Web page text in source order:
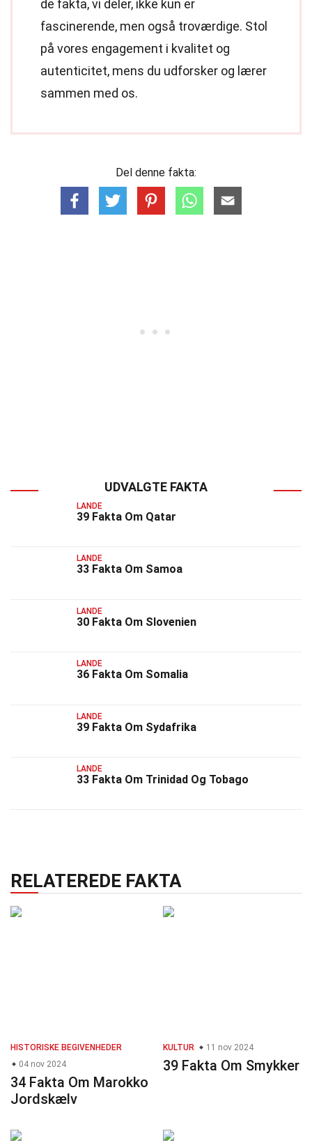
de fakta, vi deler, ikke kun er
fascinerende, men også troværdige. Stol
på vores engagement i kvalitet og
autenticitet, mens du udforsker og lærer
sammen med os.
Del denne fakta:
UDVALGTE FAKTA
LANDE
39 Fakta Om Qatar
LANDE
33 Fakta Om Samoa
LANDE
30 Fakta Om Slovenien
LANDE
36 Fakta Om Somalia
LANDE
39 Fakta Om Sydafrika
LANDE
33 Fakta Om Trinidad Og Tobago
RELATEREDE FAKTA
HISTORISKE BEGIVENHEDER
04 nov 2024
34 Fakta Om Marokko
Jordskælv
KULTUR 11 nov 2024
39 Fakta Om Smykker